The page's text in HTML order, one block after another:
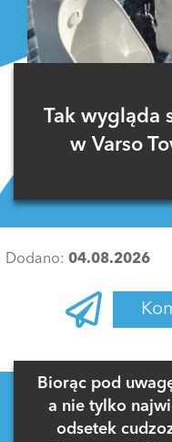
Tak wygląda
w Varso
Dodano: 04.08.2026
Zaloguj
Biorąc pod
a nie tylko
odsetek